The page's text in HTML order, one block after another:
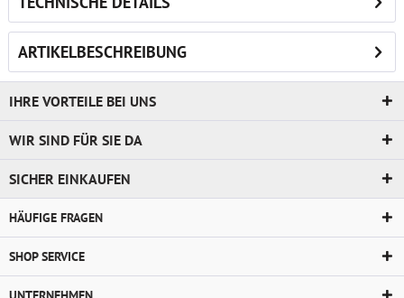
ARTIKELBESCHREIBUNG
IHRE VORTEILE BEI UNS
WIR SIND FÜR SIE DA
SICHER EINKAUFEN
HÄUFIGE FRAGEN
SHOP SERVICE